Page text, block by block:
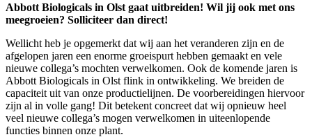
Abbott Biologicals in Olst gaat uitbreiden! Wil jij ook met ons
meegroeien? Solliciteer dan direct!
Wellicht heb je opgemerkt dat wij aan het veranderen zijn en de
afgelopen jaren een enorme groeispurt hebben gemaakt en vele
nieuwe collega’s mochten verwelkomen. Ook de komende jaren is
Abbott Biologicals in Olst flink in ontwikkeling. We breiden de
capaciteit uit van onze productielijnen. De voorbereidingen hiervoor
zijn al in volle gang! Dit betekent concreet dat wij opnieuw heel
veel nieuwe collega’s mogen verwelkomen in uiteenlopende
functies binnen onze plant.